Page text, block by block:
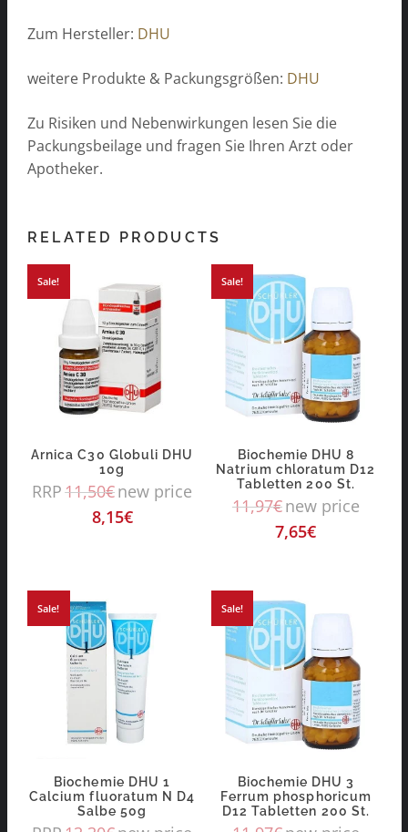
Zum Hersteller: DHU
weitere Produkte & Packungsgrößen: DHU
Zu Risiken und Nebenwirkungen lesen Sie die
Packungsbeilage und fragen Sie Ihren Arzt oder
Apotheker.
RELATED PRODUCTS
Sale!
Arnica C30 Globuli DHU
10g
RRP11,50€new price
8,15€
Sale!
Biochemie DHU 8
Natrium chloratum D12
Tabletten 200 St.
11,97€new price
7,65€
Sale!
Biochemie DHU 1
Calcium fluoratum N D4
Salbe 50g
Sale!
Biochemie DHU 3
Ferrum phosphoricum
D12 Tabletten 200 St.